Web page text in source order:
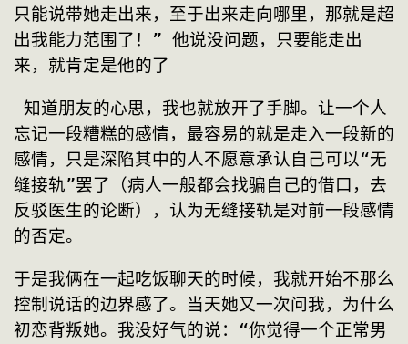
只能说带她走出来，至于出来走向哪里，那就是超
出我能力范围了！” 他说没问题，只要能走出
来，就肯定是他的了
知道朋友的心思，我也就放开了手脚。让一个人
忘记一段糟糕的感情，最容易的就是走入一段新的
感情，只是深陷其中的人不愿意承认自己可以“无
缝接轨”罢了（病人一般都会找骗自己的借口，去
反驳医生的论断），认为无缝接轨是对前一段感情
的否定。
于是我俩在一起吃饭聊天的时候，我就开始不那么
控制说话的边界感了。当天她又一次问我，为什么
初恋背叛她。我没好气的说：“你觉得一个正常男